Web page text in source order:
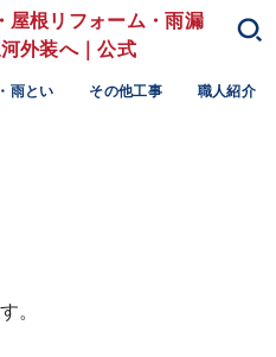
雨とい その他工事 職人紹介
。